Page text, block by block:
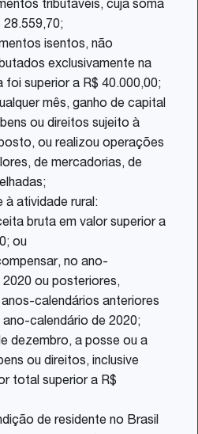
tributáveis, cuja soma
28.559,70;
isentos, não
exclusivamente na
foi superior a R$ 40.000,00;
mês, ganho de capital
ou direitos sujeito à
ou realizou operações
de mercadorias, de
à atividade rural:
bruta em valor superior a
ou
no ano-
2020 ou posteriores,
calendários anteriores
calendário de 2020;
dezembro, a posse ou a
ou direitos, inclusive
total superior a R$
de residente no Brasil